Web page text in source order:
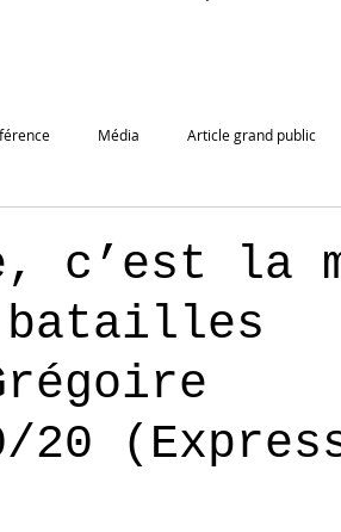
Média Article grand public
c’est la
20